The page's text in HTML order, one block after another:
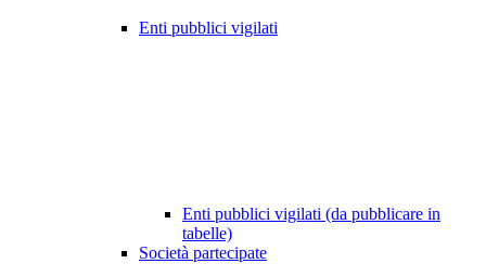
Enti pubblici vigilati
Enti pubblici vigilati (da pubblicare in
tabelle)
Società partecipate